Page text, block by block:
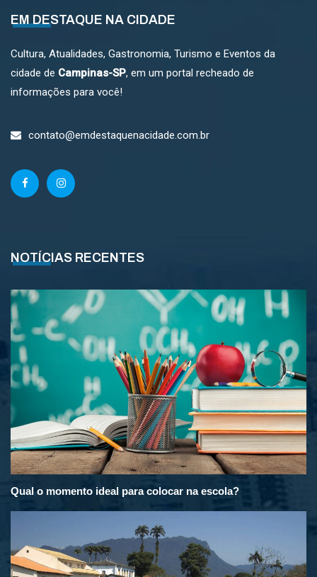
EM DESTAQUE NA CIDADE
Cultura, Atualidades, Gastronomia, Turismo e Eventos da
cidade de Campinas-SP, em um portal recheado de
informações para você!
contato@emdestaquenacidade.com.br
NOTÍCIAS RECENTES
Qual o momento ideal para colocar na escola?